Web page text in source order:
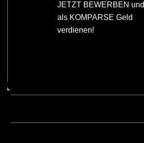
JETZT BEWERBEN und
als KOMPARSE Geld
verdienen!